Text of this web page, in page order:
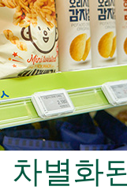
차별화